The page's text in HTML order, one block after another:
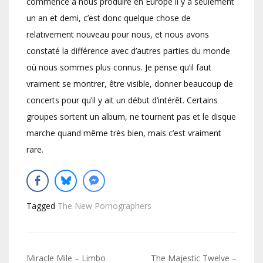
un an et demi, c’est donc quelque chose de
relativement nouveau pour nous, et nous avons
constaté la différence avec d’autres parties du monde
où nous sommes plus connus. Je pense qu’il faut
vraiment se montrer, être visible, donner beaucoup de
concerts pour qu’il y ait un début d’intérêt. Certains
groupes sortent un album, ne tournent pas et le disque
marche quand même très bien, mais c’est vraiment
rare.
Tagged The New Pornographers
Miracle Mile – Limbo The Majestic Twelve –